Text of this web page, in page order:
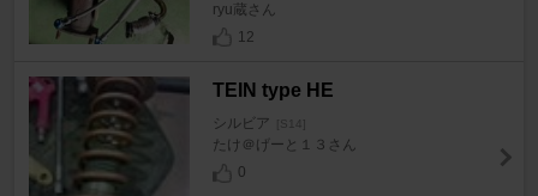
ryu蔵さん
12
TEIN type HE
シルビア [S14]
たけ＠げーと１３さん
0